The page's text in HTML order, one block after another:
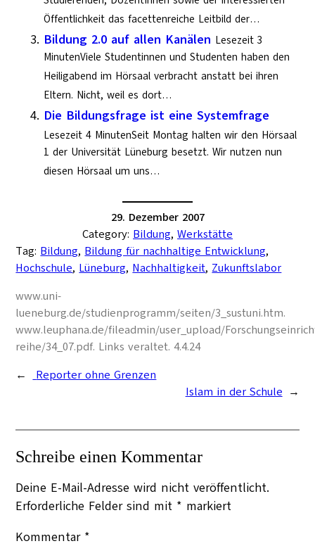
Öffentlichkeit das facettenreiche Leitbild der…
Bildung 2.0 auf allen Kanälen Lesezeit 3
MinutenViele Studentinnen und Studenten haben den
Heiligabend im Hörsaal verbracht anstatt bei ihren
Eltern. Nicht, weil es dort…
Die Bildungsfrage ist eine Systemfrage
Lesezeit 4 MinutenSeit Montag halten wir den Hörsaal
1 der Universität Lüneburg besetzt. Wir nutzen nun
diesen Hörsaal um uns…
29. Dezember 2007
Category: Bildung, Werkstätte
Tag: Bildung, Bildung für nachhaltige Entwicklung
Hochschule, Lüneburg, Nachhaltigkeit, Zukunftslabor
www.uni-
lueneburg.de/studienprogramm/seiten/3_sustuni.htm.
www.leuphana.de/fileadmin/user_upload/
reihe/34_07.pdf. Links veraltet. 4.4.24
←
Reporter ohne Grenzen
Islam in der Schule →
Schreibe einen Kommentar
Deine E-Mail-Adresse wird nicht veröffentlicht.
Erforderliche Felder sind mit * markiert
Kommentar *